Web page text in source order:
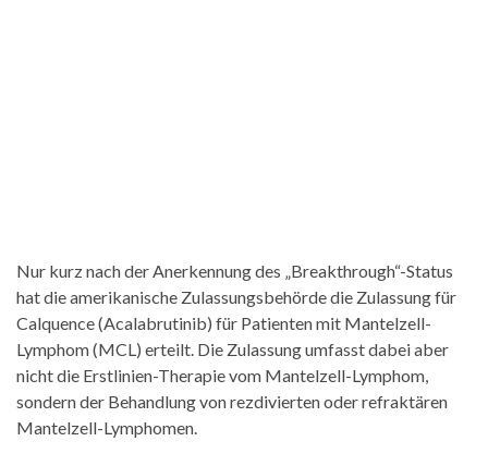
Nur kurz nach der Anerkennung des „Breakthrough“-Status
hat die amerikanische Zulassungsbehörde die Zulassung für
Calquence (Acalabrutinib) für Patienten mit Mantelzell-
Lymphom (MCL) erteilt. Die Zulassung umfasst dabei aber
nicht die Erstlinien-Therapie vom Mantelzell-Lymphom,
sondern der Behandlung von rezdivierten oder refraktären
Mantelzell-Lymphomen.